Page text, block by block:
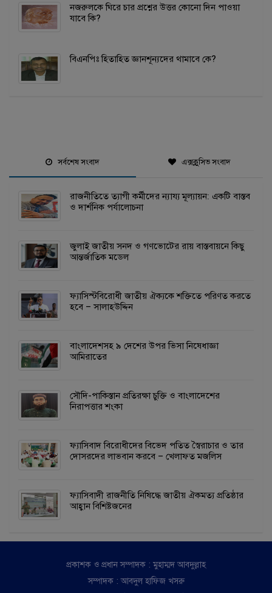
নজরুলকে ঘিরে চার প্রশ্নের উত্তর কোনো দিন পাওয়া
যাবে কি?
বিএনপিঃ হিতাহিত জ্ঞানশূন্যদের থামাবে কে?
সর্বশেষ সংবাদ এক্সক্লুসিভ সংবাদ
রাজনীতিতে ত্যাগী কর্মীদের ন্যায্য মূল্যায়ন: একটি বাস্তব
ও দার্শনিক পর্যালোচনা
জুলাই জাতীয় সনদ ও গণভোটের রায় বাস্তবায়নে কিছু
আন্তর্জাতিক মডেল
ফ্যাসিস্টবিরোধী জাতীয় ঐক্যকে শক্তিতে পরিণত করতে
হবে – সালাহউদ্দিন
বাংলাদেশসহ ৯ দেশের উপর ভিসা নিষেধাজ্ঞা
আমিরাতের
সৌদি-পাকিস্তান প্রতিরক্ষা চুক্তি ও বাংলাদেশের
নিরাপত্তার শংকা
ফ্যাসিবাদ বিরোধীদের বিভেদ পতিত স্বৈরাচার ও তার
দোসরদের লাভবান করবে – খেলাফত মজলিস
ফ্যাসিবাদী রাজনীতি নিষিদ্ধে জাতীয় ঐকমত্য প্রতিষ্ঠার
আহ্বান বিশিষ্টজনের
প্রকাশক ও প্রধান সম্পাদক : মুহাম্মদ আবদুল্লাহ
সম্পাদক : আবদুল হাফিজ খসরু